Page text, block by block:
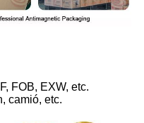
FOB, EXW, etc.
camió, etc.